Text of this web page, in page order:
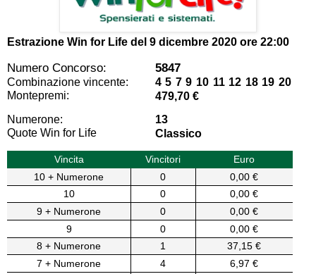
Estrazione Win for Life del 9 dicembre 2020 ore 22:00
Numero Concorso: 5847
Combinazione vincente:
4 5 7 9 10 11 12 18 19 20
Montepremi:
479,70 €
Numerone:
13
Quote Win for Life
Classico
Vincita Vincitori
Euro
10 + Numerone
0
0,00 €
10
0
0,00 €
9 + Numerone
0
0,00 €
9
0
0,00 €
8 + Numerone
1
37,15 €
7 + Numerone
4
6,97 €